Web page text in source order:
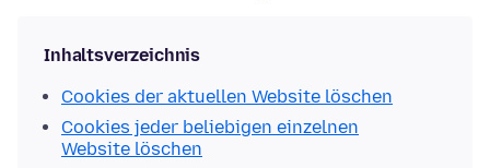
Inhaltsverzeichnis
Cookies der aktuellen Website löschen
Cookies jeder beliebigen einzelnen
Website löschen